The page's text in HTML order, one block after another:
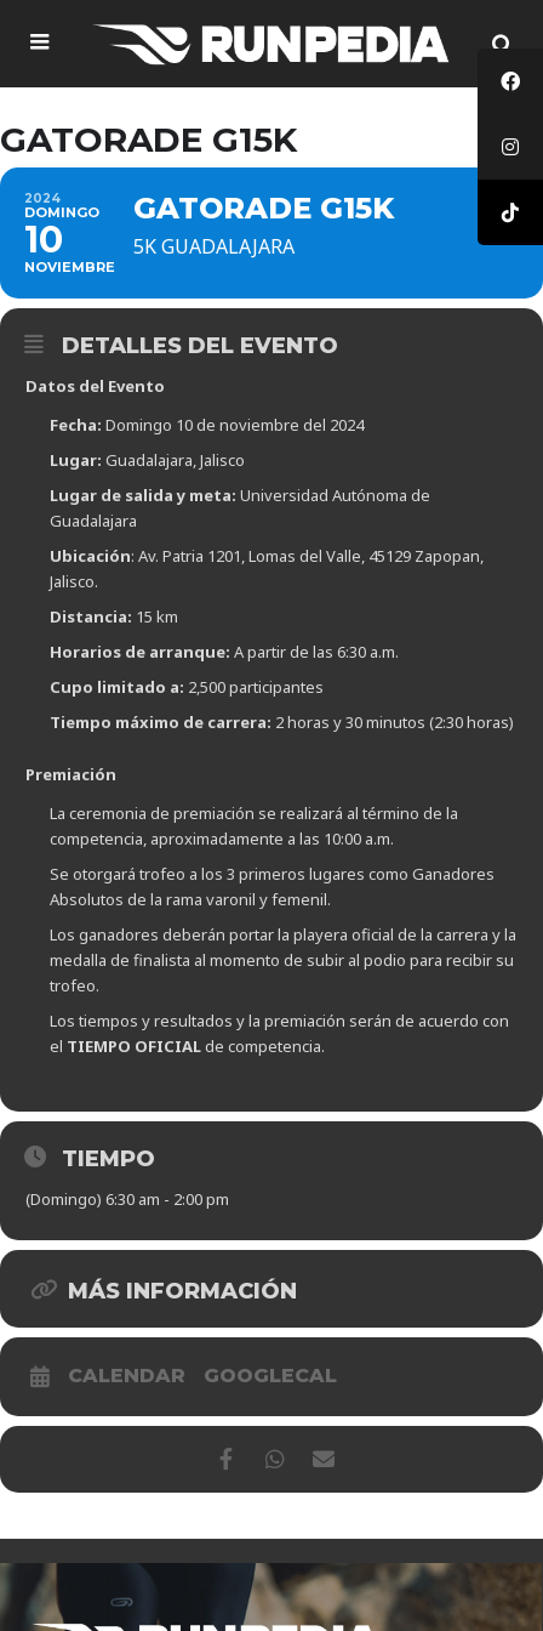
GATORADE G15K
2024
DOMINGO
10
NOVIEMBRE
GATORADE G15K
5K GUADALAJARA
DETALLES DEL EVENTO
Datos del Evento
Fecha: Domingo 10 de noviembre del 2024
Lugar: Guadalajara, Jalisco
Lugar de salida y meta: Universidad Autónoma de
Guadalajara
Ubicación: Av. Patria 1201, Lomas del Valle, 45129 Zapopan,
Jalisco.
Distancia: 15 km
Horarios de arranque: A partir de las 6:30 a.m.
Cupo limitado a: 2,500 participantes
Tiempo máximo de carrera: 2 horas y 30 minutos (2:30 horas)
Premiación
La ceremonia de premiación se realizará al término de la
competencia, aproximadamente a las 10:00 a.m.
Se otorgará trofeo a los 3 primeros lugares como Ganadores
Absolutos de la rama varonil y femenil.
Los ganadores deberán portar la playera oficial de la carrera y la
medalla de finalista al momento de subir al podio para recibir su
trofeo.
Los tiempos y resultados y la premiación serán de acuerdo con
el TIEMPO OFICIALde competencia.
TIEMPO
(Domingo) 6:30 am - 2:00 pm
MÁS INFORMACIÓN
CALENDAR GOOGLECAL